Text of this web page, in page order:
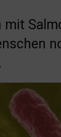
mit